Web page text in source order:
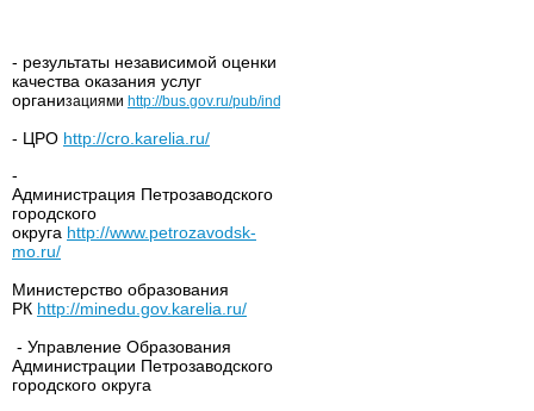
- результаты независимой оценки
качества оказания услуг
организациями http://bus.gov.ru/pub/independentRating/list
- ЦРО http://cro.karelia.ru/
-
Администрация Петрозаводского
городского
округа http://www.petrozavodsk-
mo.ru/
Министерство образования
РК http://minedu.gov.karelia.ru/
- Управление Образования
Администрации Петрозаводского
городского округа